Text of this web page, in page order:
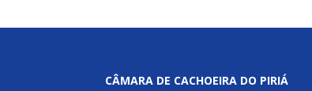
CÂMARA DE CACHOEIRA DO PIRIÁ